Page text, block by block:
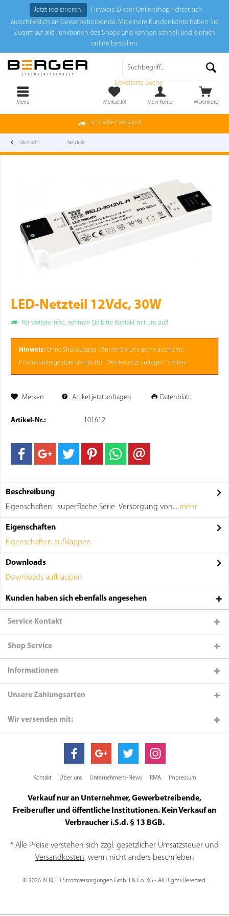
Jetzt registrieren!
Hinweis: Dieser Onlineshop richtet sich
ausschließlich an Gewerbetreibende. Mit einem Kundenkonto haben Sie
Zugriff auf alle Funktionen des Shops und können schnell und einfach
online bestellen.
schneller Versand
Erweiterte Suche
Warenkorb
Merkzettel Mein Konto
Menü
Übersicht Netzteile
LED-Netzteil 12Vdc, 30W
Für weitere Infos, nehmen Sie bitte Kontakt mit uns auf!
Hinweis: Ohne Shopzugang können Sie uns gerne auch eine
Produktanfrage über den Button "Artikel jetzt anfragen" stellen.
Merken Artikel jetzt anfragen Datenblatt
Artikel-Nr.: 101612
Beschreibung
Eigenschaften: superflache Serie Versorgung von... mehr
Eigenschaften
Eigenschaften aufklappen
Downloads
Downloads aufklappen
Kunden haben sich ebenfalls angesehen
Service Kontakt
Shop Service
Informationen
Unsere Zahlungsarten
Wir versenden mit:
Kontakt Über uns Unternehmens-News RMA Impressum
Verkauf nur an Unternehmer, Gewerbetreibende,
Freiberufler und öffentliche Institutionen. Kein Verkauf an
Verbraucher i.S.d. § 13 BGB.
* Alle Preise verstehen sich zzgl. gesetzlicher Umsatzsteuer und
Versandkosten, wenn nicht anders beschrieben
© 2026 BERGER Stromversorgungen GmbH & Co. KG - All Rights Reserved.